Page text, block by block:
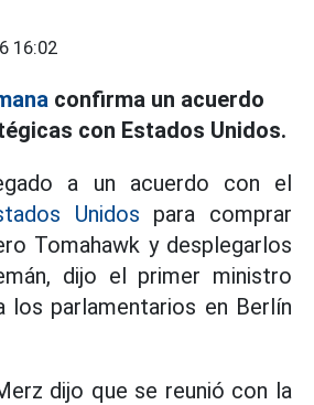
16:02
confirma un acuerdo
con Estados Unidos.
a un acuerdo con el
Unidos para comprar
Tomahawk y desplegarlos
dijo el primer ministro
los parlamentarios en Berlín
dijo que se reunió con la